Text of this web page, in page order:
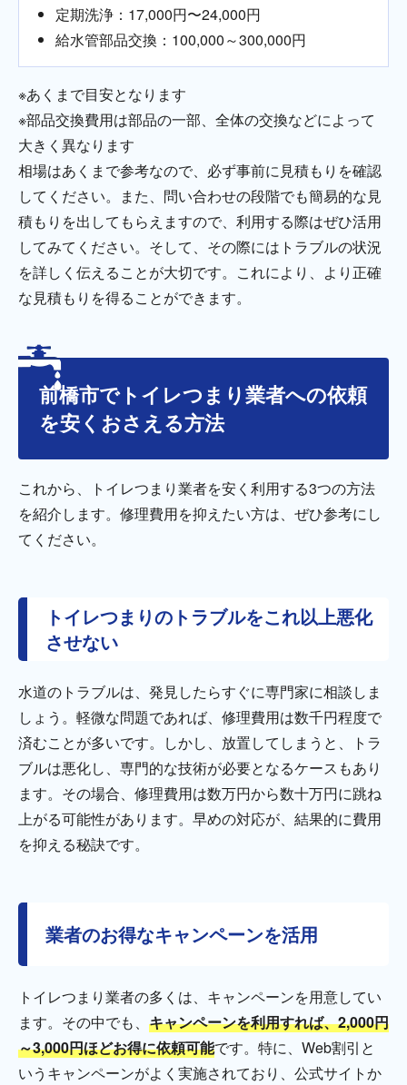
定期洗浄：17,000円〜24,000円
給水管部品交換：100,000～300,000円
※あくまで目安となります
※部品交換費用は部品の一部、全体の交換などによって
大きく異なります
相場はあくまで参考なので、必ず事前に見積もりを確認
してください。また、問い合わせの段階でも簡易的な見
積もりを出してもらえますので、利用する際はぜひ活用
してみてください。そして、その際にはトラブルの状況
を詳しく伝えることが大切です。これにより、より正確
な見積もりを得ることができます。
前橋市でトイレつまり業者への依頼
を安くおさえる方法
これから、トイレつまり業者を安く利用する3つの方法
を紹介します。修理費用を抑えたい方は、ぜひ参考にし
てください。
トイレつまりのトラブルをこれ以上悪化
させない
水道のトラブルは、発見したらすぐに専門家に相談しま
しょう。軽微な問題であれば、修理費用は数千円程度で
済むことが多いです。しかし、放置してしまうと、トラ
ブルは悪化し、専門的な技術が必要となるケースもあり
ます。その場合、修理費用は数万円から数十万円に跳ね
上がる可能性があります。早めの対応が、結果的に費用
を抑える秘訣です。
業者のお得なキャンペーンを活用
トイレつまり業者の多くは、キャンペーンを用意してい
ます。その中でも、 キャンペーンを利用すれば、2,000円
～3,000円ほどお得に依頼可能です。特に、Web割引と
いうキャンペーンがよく実施されており、公式サイトか